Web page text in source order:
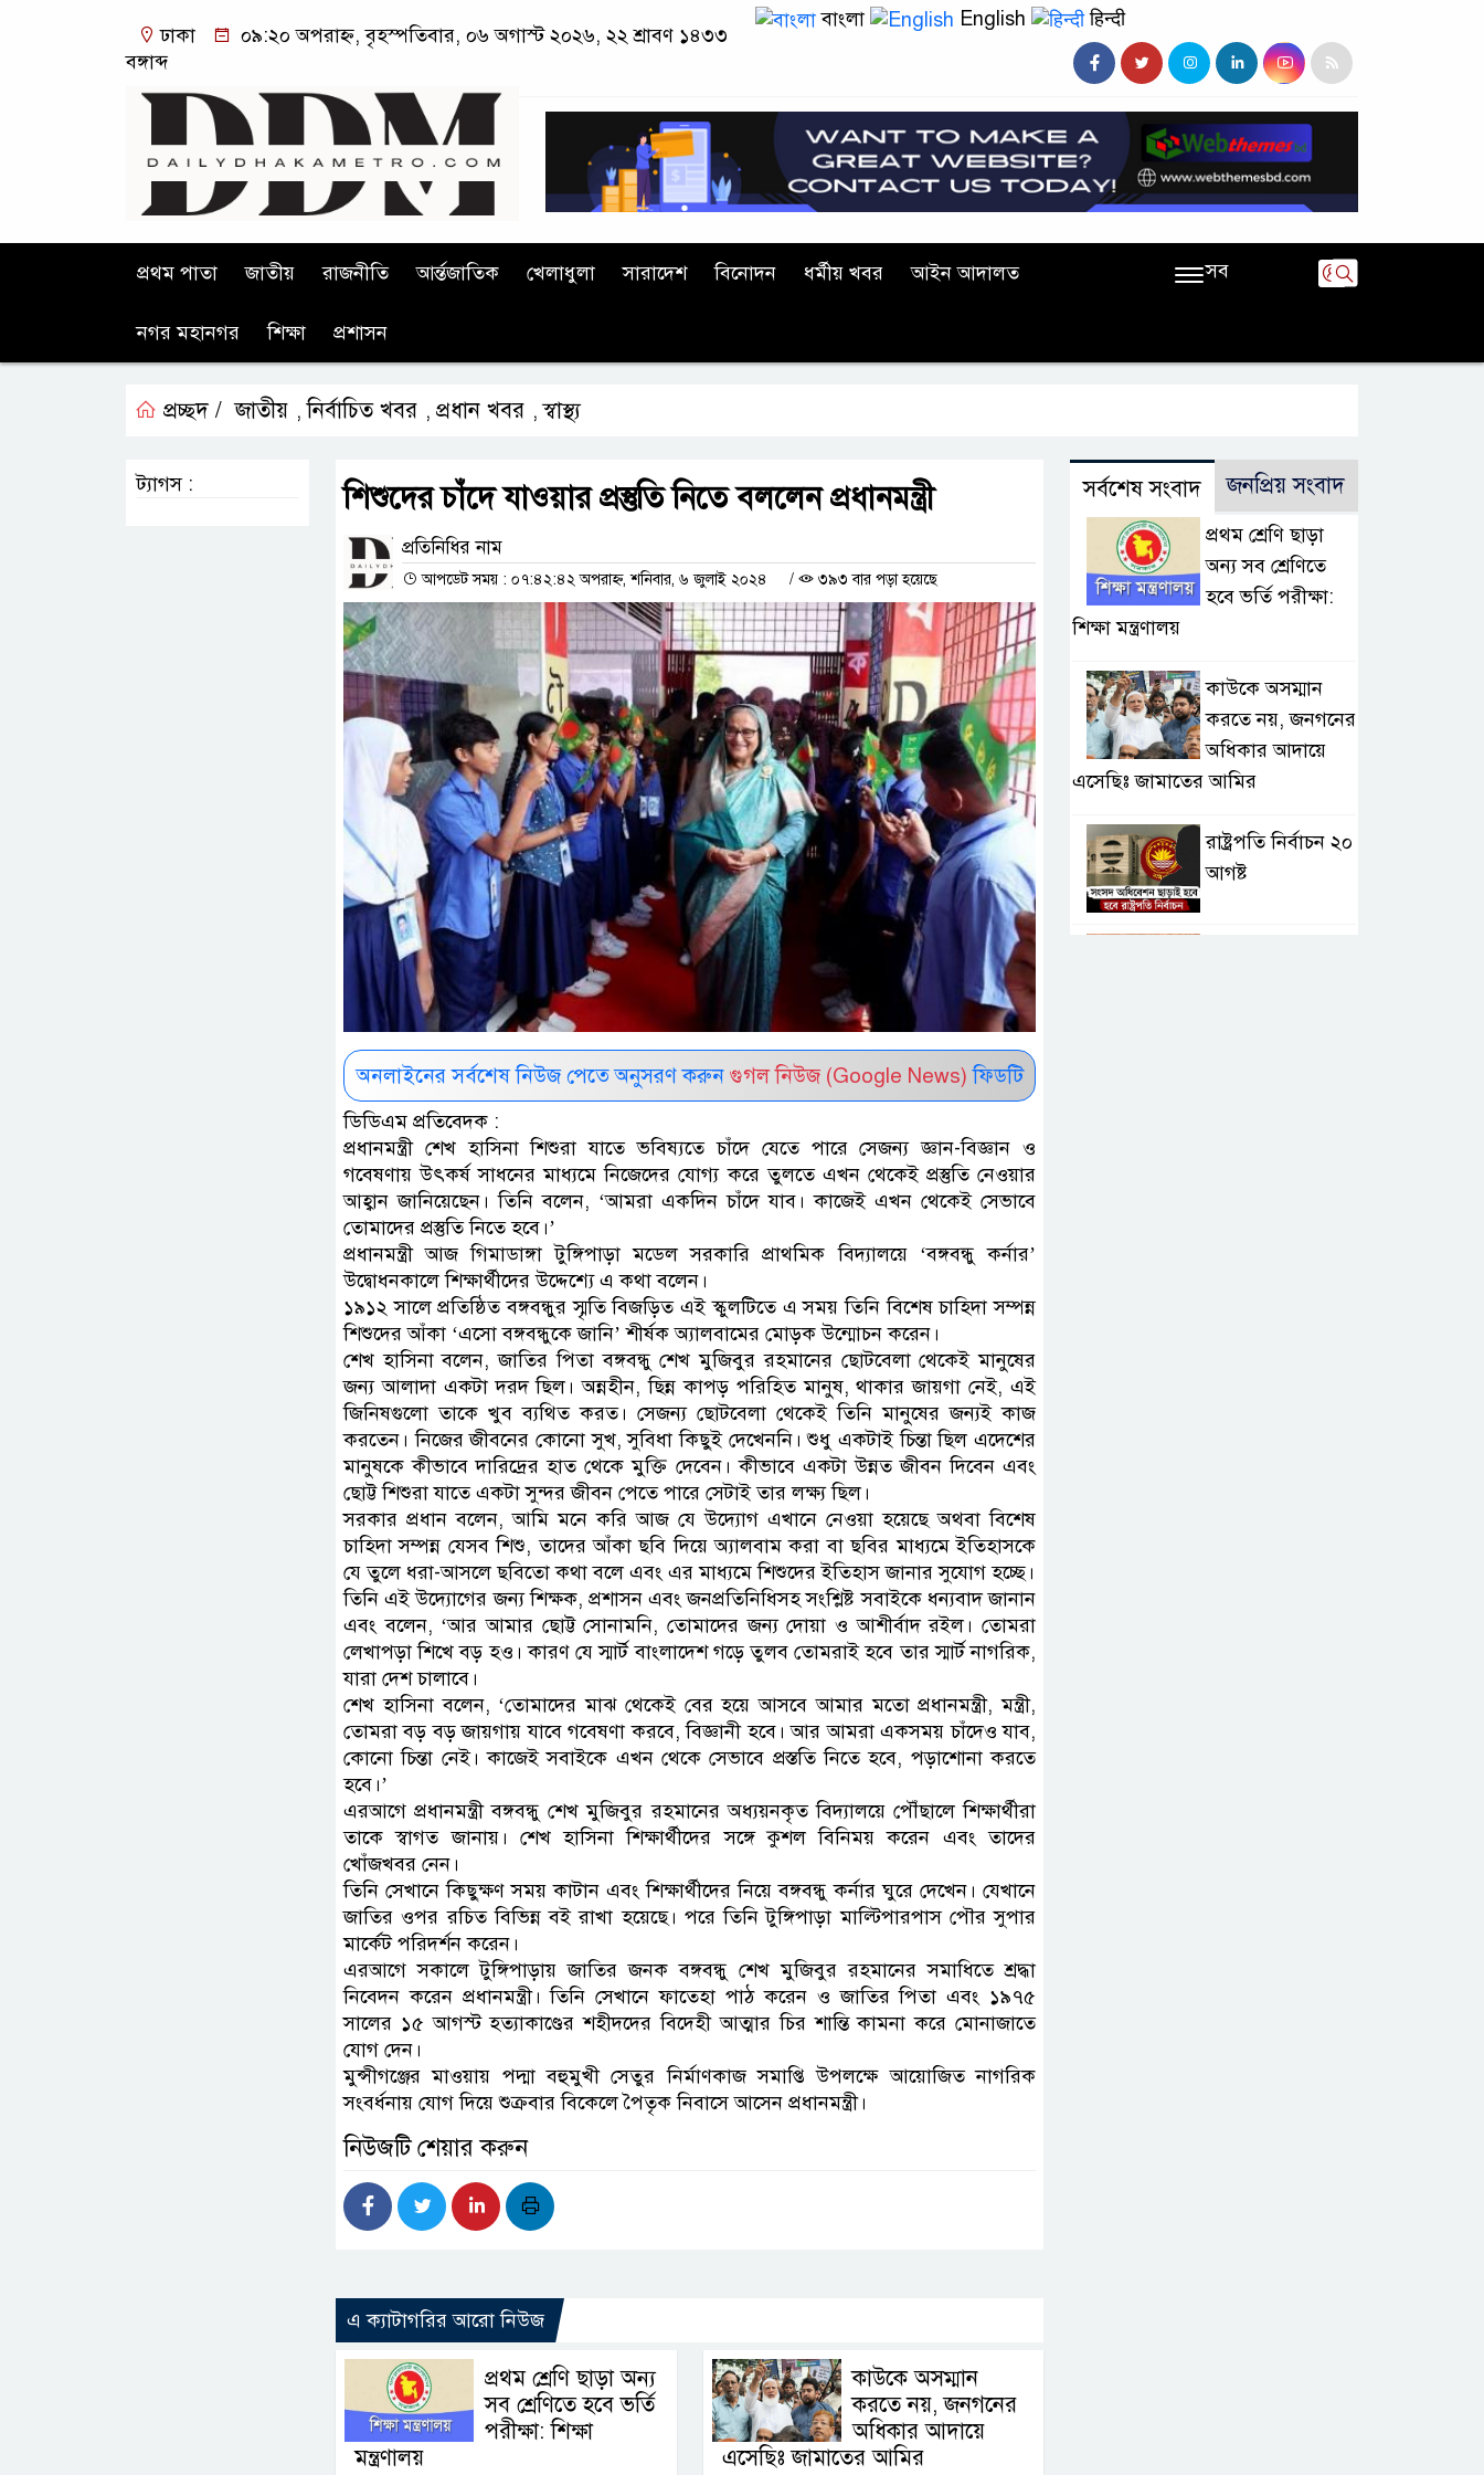
ঢাকা
০৯:২০ অপরাহ্ন, বৃহস্পতিবার, ০৬ অগাস্ট ২০২৬, ২২ শ্রাবণ ১৪৩৩
বঙ্গাব্দ
বাংলা English हिन्दी
প্রথম পাতা জাতীয় রাজনীতি আর্ন্তজাতিক খেলাধুলা সারাদেশ বিনোদন ধর্মীয় খবর আইন আদালত
নগর মহানগর শিক্ষা প্রশাসন
সব
প্রচ্ছদ / জাতীয় ,নির্বাচিত খবর , প্রধান খবর ,স্বাস্থ্য
শিশুদের চাঁদে যাওয়ার প্রস্তুতি নিতে বললেন প্রধানমন্ত্রী
প্রতিনিধির নাম
আপডেট সময় : ০৭:৪২:৪২ অপরাহ্ন, শনিবার, ৬ জুলাই ২০২৪ / ৩৯৩ বার পড়া হয়েছে
অনলাইনের সর্বশেষ নিউজ পেতে অনুসরণ করুন গুগল নিউজ (Google News) ফিডটি
ডিডিএম প্রতিবেদক :
প্রধানমন্ত্রী শেখ হাসিনা শিশুরা যাতে ভবিষ্যতে চাঁদে যেতে পারে সেজন্য জ্ঞান-বিজ্ঞান ও
গবেষণায় উৎকর্ষ সাধনের মাধ্যমে নিজেদের যোগ্য করে তুলতে এখন থেকেই প্রস্তুতি নেওয়ার
আহ্বান জানিয়েছেন। তিনি বলেন, ‘আমরা একদিন চাঁদে যাব। কাজেই এখন থেকেই সেভাবে
তোমাদের প্রস্তুতি নিতে হবে।’
প্রধানমন্ত্রী আজ গিমাডাঙ্গা টুঙ্গিপাড়া মডেল সরকারি প্রাথমিক বিদ্যালয়ে ‘বঙ্গবন্ধু কর্নার’
উদ্বোধনকালে শিক্ষার্থীদের উদ্দেশ্যে এ কথা বলেন।
১৯১২ সালে প্রতিষ্ঠিত বঙ্গবন্ধুর স্মৃতি বিজড়িত এই স্কুলটিতে এ সময় তিনি বিশেষ চাহিদা সম্পন্ন
শিশুদের আঁকা ‘এসো বঙ্গবন্ধুকে জানি’ শীর্ষক অ্যালবামের মোড়ক উন্মোচন করেন।
শেখ হাসিনা বলেন, জাতির পিতা বঙ্গবন্ধু শেখ মুজিবুর রহমানের ছোটবেলা থেকেই মানুষের
জন্য আলাদা একটা দরদ ছিল। অন্নহীন, ছিন্ন কাপড় পরিহিত মানুষ, থাকার জায়গা নেই, এই
জিনিষগুলো তাকে খুব ব্যথিত করত। সেজন্য ছোটবেলা থেকেই তিনি মানুষের জন্যই কাজ
করতেন। নিজের জীবনের কোনো সুখ, সুবিধা কিছুই দেখেননি। শুধু একটাই চিন্তা ছিল এদেশের
মানুষকে কীভাবে দারিদ্রের হাত থেকে মুক্তি দেবেন। কীভাবে একটা উন্নত জীবন দিবেন এবং
ছোট্ট শিশুরা যাতে একটা সুন্দর জীবন পেতে পারে সেটাই তার লক্ষ্য ছিল।
সরকার প্রধান বলেন, আমি মনে করি আজ যে উদ্যোগ এখানে নেওয়া হয়েছে অথবা বিশেষ
চাহিদা সম্পন্ন যেসব শিশু, তাদের আঁকা ছবি দিয়ে অ্যালবাম করা বা ছবির মাধ্যমে ইতিহাসকে
যে তুলে ধরা-আসলে ছবিতো কথা বলে এবং এর মাধ্যমে শিশুদের ইতিহাস জানার সুযোগ হচ্ছে।
তিনি এই উদ্যোগের জন্য শিক্ষক, প্রশাসন এবং জনপ্রতিনিধিসহ সংশ্লিষ্ট সবাইকে ধন্যবাদ জানান
এবং বলেন, ‘আর আমার ছোট্ট সোনামনি, তোমাদের জন্য দোয়া ও আশীর্বাদ রইল। তোমরা
লেখাপড়া শিখে বড় হও। কারণ যে স্মার্ট বাংলাদেশ গড়ে তুলব তোমরাই হবে তার স্মার্ট নাগরিক,
যারা দেশ চালাবে।
শেখ হাসিনা বলেন, ‘তোমাদের মাঝ থেকেই বের হয়ে আসবে আমার মতো প্রধানমন্ত্রী, মন্ত্রী,
তোমরা বড় বড় জায়গায় যাবে গবেষণা করবে, বিজ্ঞানী হবে। আর আমরা একসময় চাঁদেও যাব,
কোনো চিন্তা নেই। কাজেই সবাইকে এখন থেকে সেভাবে প্রস্ততি নিতে হবে, পড়াশোনা করতে
হবে।’
এরআগে প্রধানমন্ত্রী বঙ্গবন্ধু শেখ মুজিবুর রহমানের অধ্যয়নকৃত বিদ্যালয়ে পৌঁছালে শিক্ষার্থীরা
তাকে স্বাগত জানায়। শেখ হাসিনা শিক্ষার্থীদের সঙ্গে কুশল বিনিময় করেন এবং তাদের
খোঁজখবর নেন।
তিনি সেখানে কিছুক্ষণ সময় কাটান এবং শিক্ষার্থীদের নিয়ে বঙ্গবন্ধু কর্নার ঘুরে দেখেন। যেখানে
জাতির ওপর রচিত বিভিন্ন বই রাখা হয়েছে। পরে তিনি টুঙ্গিপাড়া মাল্টিপারপাস পৌর সুপার
মার্কেট পরিদর্শন করেন।
এরআগে সকালে টুঙ্গিপাড়ায় জাতির জনক বঙ্গবন্ধু শেখ মুজিবুর রহমানের সমাধিতে শ্রদ্ধা
নিবেদন করেন প্রধানমন্ত্রী। তিনি সেখানে ফাতেহা পাঠ করেন ও জাতির পিতা এবং ১৯৭৫
সালের ১৫ আগস্ট হত্যাকাণ্ডের শহীদদের বিদেহী আত্মার চির শান্তি কামনা করে মোনাজাতে
যোগ দেন।
মুন্সীগঞ্জের মাওয়ায় পদ্মা বহুমুখী সেতুর নির্মাণকাজ সমাপ্তি উপলক্ষে আয়োজিত নাগরিক
সংবর্ধনায় যোগ দিয়ে শুক্রবার বিকেলে পৈতৃক নিবাসে আসেন প্রধানমন্ত্রী।
নিউজটি শেয়ার করুন
এ ক্যাটাগরির আরো নিউজ
প্রথম শ্রেণি ছাড়া অন্য
সব শ্রেণিতে হবে ভর্তি
পরীক্ষা: শিক্ষা
মন্ত্রণালয়
কাউকে অসম্মান
করতে নয়, জনগনের
অধিকার আদায়ে
এসেছিঃ জামাতের আমির
ট্যাগস : সর্বশেষ সংবাদ জনপ্রিয় সংবাদ
প্রথম শ্রেণি ছাড়া
অন্য সব শ্রেণিতে
হবে ভর্তি পরীক্ষা:
শিক্ষা মন্ত্রণালয়
কাউকে অসম্মান
করতে নয়, জনগনের
অধিকার আদায়ে
এসেছিঃ জামাতের আমির
রাষ্ট্রপতি নির্বাচন ২০
আগষ্ট